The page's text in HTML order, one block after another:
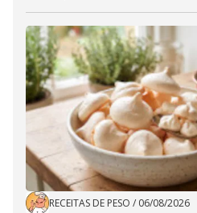
RECEITAS DE PESO / 06/08/2026